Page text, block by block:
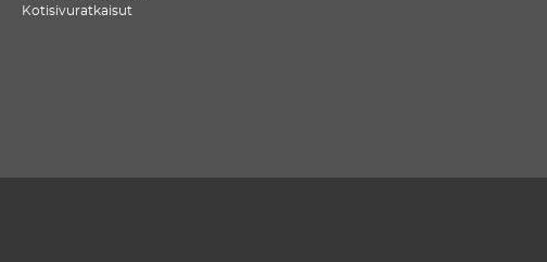
Kotisivuratkaisut